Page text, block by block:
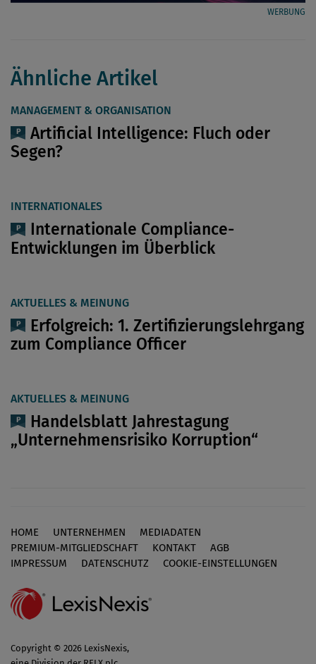
WERBUNG
Ähnliche Artikel
MANAGEMENT & ORGANISATION
Artificial Intelligence: Fluch oder
Segen?
INTERNATIONALES
Internationale Compliance-
Entwicklungen im Überblick
AKTUELLES & MEINUNG
Erfolgreich: 1. Zertifizierungslehrgang
zum Compliance Officer
AKTUELLES & MEINUNG
Handelsblatt Jahrestagung
„Unternehmensrisiko Korruption“
Footer
HOME UNTERNEHMEN
MEDIADATEN
PREMIUM-MITGLIEDSCHAFT
KONTAKT
AGB
IMPRESSUM
DATENSCHUTZ COOKIE-EINSTELLUNGEN
Copyright © 2026 LexisNexis,